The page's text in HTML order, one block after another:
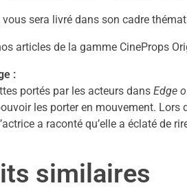
vous sera livré dans son cadre
articles de la gamme CineProps
:
portés par les acteurs dans Edge
les porter en mouvement. Lors
a raconté qu’elle a éclaté de
similaires